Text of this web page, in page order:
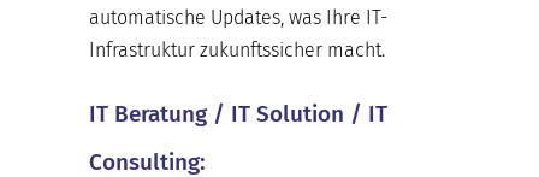
automatische Updates, was Ihre IT-
Infrastruktur zukunftssicher macht.
IT Beratung / IT Solution / IT
Consulting: